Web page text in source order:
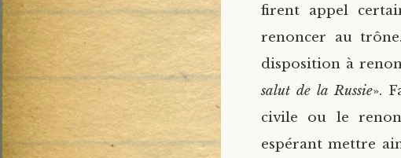
firent appel
renoncer au
disposition à
salut de la Russie».
civile ou le
espérant mettre